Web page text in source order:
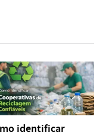
identificar